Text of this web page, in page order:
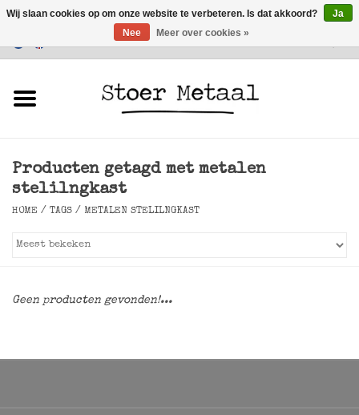
Klantenservice
Verlichting
Accessoires
Producten getagd met metalen
stelilngkast
HOME / TAGS / METALEN STELILNGKAST
Geen producten gevonden!...
Wij slaan cookies op om onze website te verbeteren. Is dat akkoord?
Ja
Nee
Meer over cookies »